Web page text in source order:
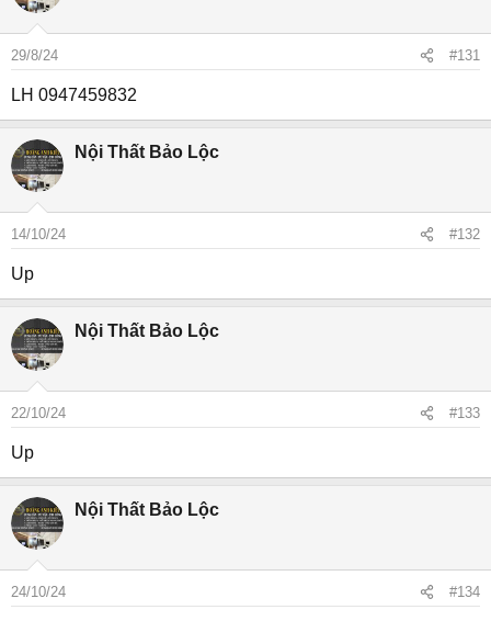
29/8/24 #131
LH 0947459832
Nội Thất Bảo Lộc
14/10/24 #132
Up
Nội Thất Bảo Lộc
22/10/24 #133
Up
Nội Thất Bảo Lộc
24/10/24 #134